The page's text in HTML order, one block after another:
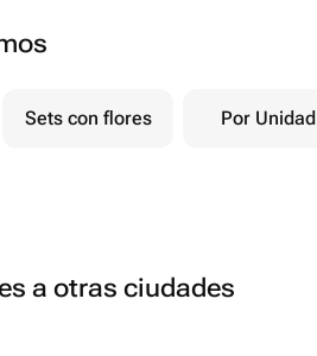
Sets con flores Por Unidad
a otras ciudades